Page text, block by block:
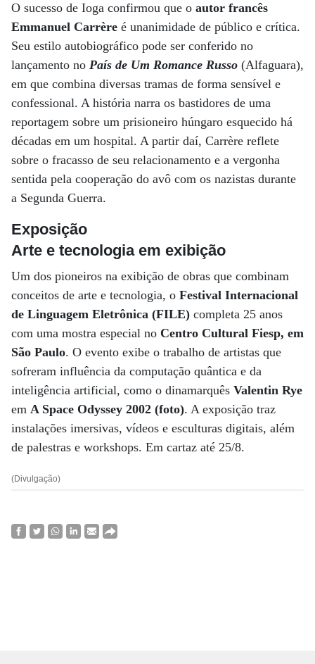
O sucesso de Ioga confirmou que o autor francês
Emmanuel Carrère é unanimidade de público e crítica.
Seu estilo autobiográfico pode ser conferido no
lançamento no País de Um Romance Russo (Alfaguara),
em que combina diversas tramas de forma sensível e
confessional. A história narra os bastidores de uma
reportagem sobre um prisioneiro húngaro esquecido há
décadas em um hospital. A partir daí, Carrère reflete
sobre o fracasso de seu relacionamento e a vergonha
sentida pela cooperação do avô com os nazistas durante
a Segunda Guerra.
Exposição
Arte e tecnologia em exibição
Um dos pioneiros na exibição de obras que combinam
conceitos de arte e tecnologia, o Festival Internacional
de Linguagem Eletrônica (FILE) completa 25 anos
com uma mostra especial no Centro Cultural Fiesp, em
São Paulo. O evento exibe o trabalho de artistas que
sofreram influência da computação quântica e da
inteligência artificial, como o dinamarquês Valentin Rye
em A Space Odyssey 2002 (foto). A exposição traz
instalações imersivas, vídeos e esculturas digitais, além
de palestras e workshops. Em cartaz até 25/8.
(Divulgação)